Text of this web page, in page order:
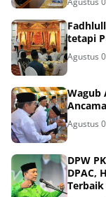
tetapi
Agustus
Wagub
Agustus
DPW
DPAC,
Terbaik